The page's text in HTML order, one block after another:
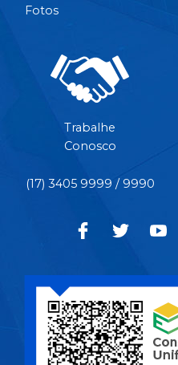
Fotos
Trabalhe
Conosco
(17) 3405 9999 / 9990